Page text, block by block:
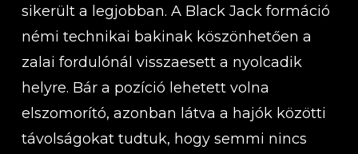
sikerült a legjobban. A Black Jack formáció
némi technikai bakinak köszönhetően a
zalai fordulónál visszaesett a nyolcadik
helyre. Bár a pozíció lehetett volna
elszomorító, azonban látva a hajók közötti
távolságokat tudtuk, hogy semmi nincs